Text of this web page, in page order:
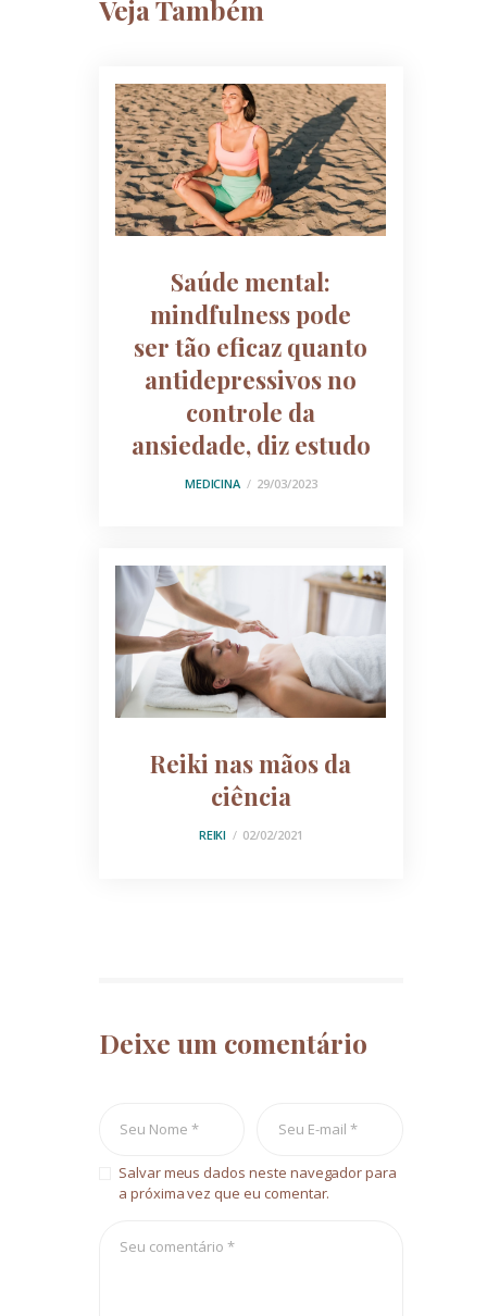
Veja Também
Saúde mental:
mindfulness pode
ser tão eficaz quanto
antidepressivos no
controle da
ansiedade, diz estudo
MEDICINA 29/03/2023
Reiki nas mãos da
ciência
REIKI 02/02/2021
Deixe um comentário
Salvar meus dados neste navegador para
a próxima vez que eu comentar.